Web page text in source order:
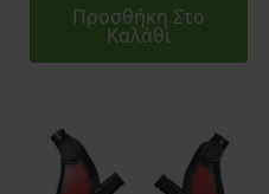
Προσθήκη Στο
Καλάθι